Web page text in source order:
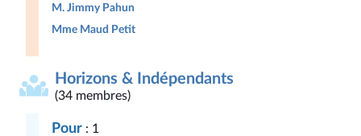
M. Jimmy Pahun
Mme Maud Petit
Horizons & Indépendants
(34 membres)
Pour : 1